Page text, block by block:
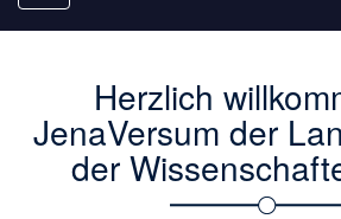
navigation
Herzlich
JenaVersum der
der